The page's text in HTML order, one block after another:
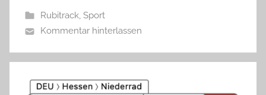
Rubitrack, Sport
Kommentar hinterlassen